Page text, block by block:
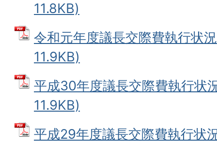
11.8KB)
令和元年度議長交際費執行状
11.9KB)
平成30年度議長交際費執行状
11.9KB)
平成29年度議長交際費執行状